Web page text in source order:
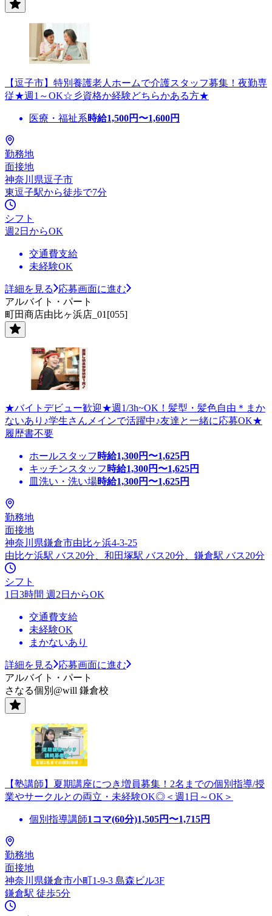
【逗子市】特別養護老人ホームで介護スタッフ募集！夜勤専
従★週1～OK☆彡資格か経験どちらかある方★
医療・福祉系時給1,500円〜1,600円
勤務地
面接地
神奈川県逗子市
東逗子駅から徒歩で7分
シフト
週2日からOK
交通費支給
未経験OK
詳細を見る
応募画面に進む
アルバイト・パート
町田商店由比ヶ浜店_01[055]
★バイトデビュー歓迎★週1/3h~OK！髪型・髪色自由＊まか
ないあり♪学生さんメインで活躍中♪友達と一緒に応募OK★
履歴書不要
ホールスタッフ 時給1,300円〜1,625円
キッチンスタッフ 時給1,300円〜1,625円
皿洗い・洗い場時給1,300円〜1,625円
勤務地
面接地
神奈川県鎌倉市由比ヶ浜4-3-25
由比ケ浜駅 バス20分、和田塚駅 バス20分、鎌倉駅 バス20分
シフト
1日3時間 週2日からOK
交通費支給
未経験OK
まかないあり
詳細を見る
応募画面に進む
アルバイト・パート
さなる個別@will 鎌倉校
【塾講師】夏期講座につき増員募集！2名までの個別指導/授
業やサークルとの両立・未経験OK◎＜週1日～OK＞
個別指導講師1コマ(60分)1,505円〜1,715円
勤務地
面接地
神奈川県鎌倉市小町1-9-3 島森ビル3F
鎌倉駅 徒歩5分